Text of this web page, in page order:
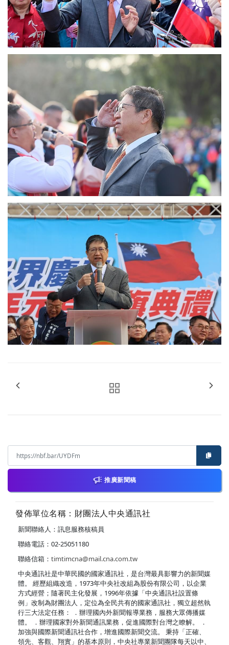
推廣新聞稿
發佈單位名稱：財團法人中央通訊社
新聞聯絡人：訊息服務核稿員
聯絡電話：02-25051180
聯絡信箱： timtimcna@mail.cna.com.tw
中央通訊社是中華民國的國家通訊社，是台灣最具影響力的新聞媒
體。 經歷組織改造，1973年中央社改組為股份有限公司，以企業
方式經營；隨著民主化發展，1996年依據「中央通訊社設置條
例」改制為財團法人，定位為全民共有的國家通訊社，獨立超然執
行三大法定任務： ．辦理國內外新聞報導業務，服務大眾傳播媒
體。 ．辦理國家對外新聞通訊業務，促進國際對台灣之瞭解。 ．
加強與國際新聞通訊社合作，增進國際新聞交流。 秉持「正確、
領先、客觀、翔實」的基本原則，中央社專業新聞團隊每天以中、